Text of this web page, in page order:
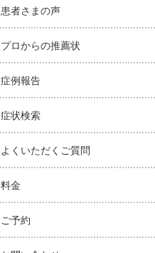
患者さまの声
プロからの推薦状
症例報告
症状検索
よくいただくご質問
料金
ご予約